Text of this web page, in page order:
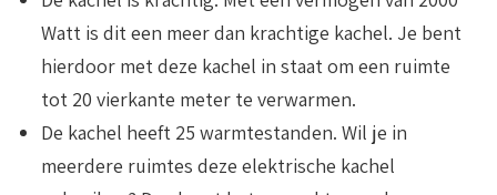
Watt is dit een meer dan krachtige kachel. Je bent
hierdoor met deze kachel in staat om een ruimte
tot 20 vierkante meter te verwarmen.
De kachel heeft 25 warmtestanden. Wil je in
meerdere ruimtes deze elektrische kachel